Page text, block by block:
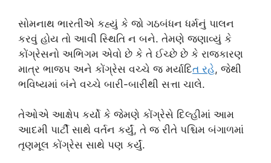
સોમનાથ ભારતીએ કહ્યું કે જો ગઠબંધન ધર્મનું પાલન
કરવું હોય તો આવી સ્થિતિ ન બને. તેમણે જણાવ્યું કે
કોંગ્રેસનો અભિગમ એવો છે કે તે ઈચ્છે છે કે રાજકારણ
માત્ર ભાજપ અને કોંગ્રેસ વચ્ચે જ મર્યાદિત રહે, જેથી
ભવિષ્યમાં બંને વચ્ચે બારી-બારીથી સત્તા ચાલે.
તેઓએ આક્ષેપ કર્યો કે જેમણે કોંગ્રેસે દિલ્હીમાં આમ
આદમી પાર્ટી સાથે વર્તન કર્યું, તે જ રીતે પશ્ચિમ બંગાળમાં
તૃણમૂલ કોંગ્રેસ સાથે પણ કર્યું.